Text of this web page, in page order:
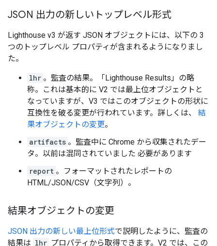
JSON 出力の新しいトップレベル形式
Lighthouse v3 が返す JSON オブジェクトには、以下の 3
つのトップレベル プロパティが含まれるようになりまし
た。
lhr 。監査の結果。「Lighthouse Results」の略
称。これは基本的に V2 では最上位オブジェクトと
なっていますが、V3 ではこのオブジェクトの形状に
互換性を破る変更が行われています。詳しくは、 結
果オブジェクトの変更。
artifacts 。監査中に Chrome から収集されたデー
タ。以前は混同されていました 必要があります
report 。フォーマットされたレポートの
HTML/JSON/CSV（文字列）。
結果オブジェクトの変更
JSON 出力の新しい最上位形式で説明したように、監査の
結果は lhr プロパティから取得できます。V2 では、この